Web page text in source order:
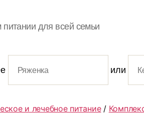
для всей семьи
или
и лечебное питание/